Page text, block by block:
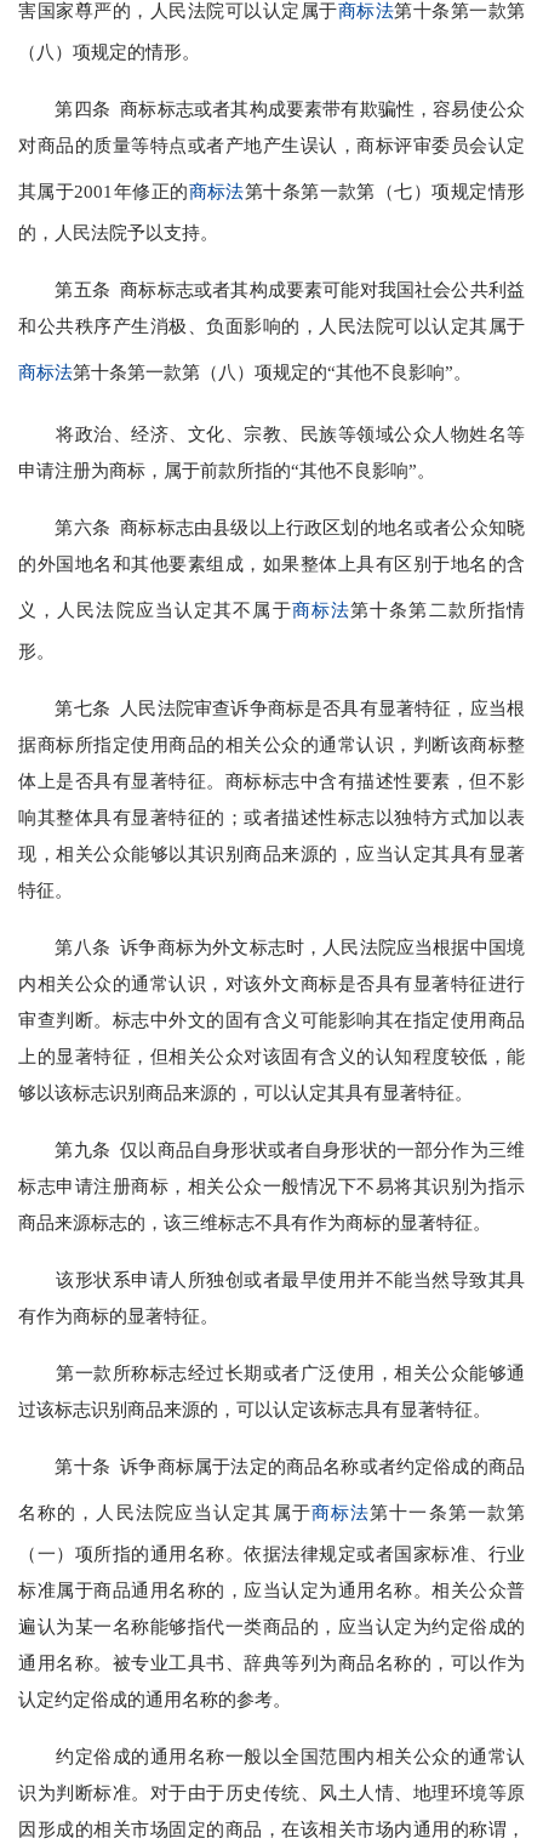
害国家尊严的，人民法院可以认定属于商标法第十条第一款第
（八）项规定的情形。
第四条 商标标志或者其构成要素带有欺骗性，容易使公众
对商品的质量等特点或者产地产生误认，商标评审委员会认定
其属于2001年修正的商标法第十条第一款第（七）项规定情形
的，人民法院予以支持。
第五条 商标标志或者其构成要素可能对我国社会公共利益
和公共秩序产生消极、负面影响的，人民法院可以认定其属于
商标法第十条第一款第（八）项规定的“其他不良影响”。
将政治、经济、文化、宗教、民族等领域公众人物姓名等
申请注册为商标，属于前款所指的“其他不良影响”。
第六条 商标标志由县级以上行政区划的地名或者公众知晓
的外国地名和其他要素组成，如果整体上具有区别于地名的含
义，人民法院应当认定其不属于商标法第十条第二款所指情
形。
第七条 人民法院审查诉争商标是否具有显著特征，应当根
据商标所指定使用商品的相关公众的通常认识，判断该商标整
体上是否具有显著特征。商标标志中含有描述性要素，但不影
响其整体具有显著特征的；或者描述性标志以独特方式加以表
现，相关公众能够以其识别商品来源的，应当认定其具有显著
特征。
第八条 诉争商标为外文标志时，人民法院应当根据中国境
内相关公众的通常认识，对该外文商标是否具有显著特征进行
审查判断。标志中外文的固有含义可能影响其在指定使用商品
上的显著特征，但相关公众对该固有含义的认知程度较低，能
够以该标志识别商品来源的，可以认定其具有显著特征。
第九条 仅以商品自身形状或者自身形状的一部分作为三维
标志申请注册商标，相关公众一般情况下不易将其识别为指示
商品来源标志的，该三维标志不具有作为商标的显著特征。
该形状系申请人所独创或者最早使用并不能当然导致其具
有作为商标的显著特征。
第一款所称标志经过长期或者广泛使用，相关公众能够通
过该标志识别商品来源的，可以认定该标志具有显著特征。
第十条 诉争商标属于法定的商品名称或者约定俗成的商品
名称的，人民法院应当认定其属于商标法第十一条第一款第
（一）项所指的通用名称。依据法律规定或者国家标准、行业
标准属于商品通用名称的，应当认定为通用名称。相关公众普
遍认为某一名称能够指代一类商品的，应当认定为约定俗成的
通用名称。被专业工具书、辞典等列为商品名称的，可以作为
认定约定俗成的通用名称的参考。
约定俗成的通用名称一般以全国范围内相关公众的通常认
识为判断标准。对于由于历史传统、风土人情、地理环境等原
因形成的相关市场固定的商品，在该相关市场内通用的称谓，